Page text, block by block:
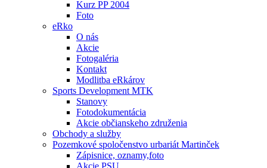
Kurz PP 2004
Foto
eRko
O nás
Akcie
Fotogaléria
Kontakt
Modlitba eRkárov
Sports Development MTK
Stanovy
Fotodokumentácia
Akcie občianskeho združenia
Obchody a služby
Pozemkové spoločenstvo urbariát Martinček
Zápisnice, oznamy,foto
Akcie PSU